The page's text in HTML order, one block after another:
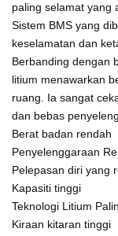
paling selamat yang
Sistem BMS yang
keselamatan dan
Berbanding dengan
litium menawarkan
ruang. Ia sangat
dan bebas
Berat badan rendah
Penyelenggaraan
Pelepasan diri yang
Kapasiti tinggi
Teknologi Litium
Kiraan kitaran tinggi